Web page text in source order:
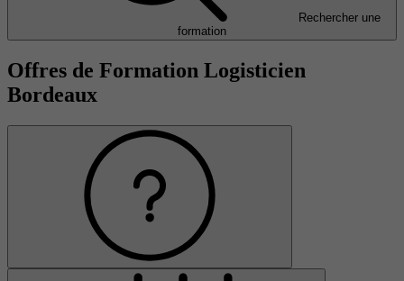
Rechercher une
formation
Offres de Formation Logisticien
Bordeaux